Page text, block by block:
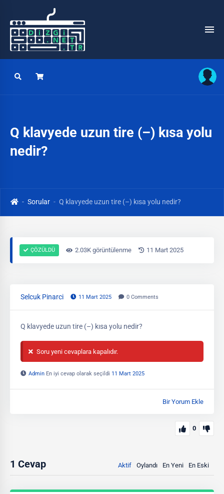
Q klavyede uzun tire (–) kısa yolu
nedir?
Sorular Q klavyede uzun tire (–) kısa yolu nedir?
ÇÖZÜLDÜ 2.03K görüntülenme 11 Mart 2025
Selcuk Pinarci 11 Mart 2025 0 Comments
Q klavyede uzun tire (–) kısa yolu nedir?
Soru yeni cevaplara kapalıdır.
Admin En iyi cevap olarak seçildi 11 Mart 2025
Bir Yorum Ekle
0
1 Cevap Aktif Oylandı En Yeni En Eski